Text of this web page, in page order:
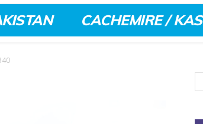
CACHEMIRE /